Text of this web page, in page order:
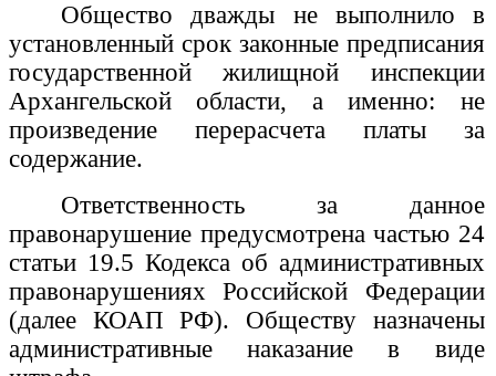
Общество дважды не выполнило в
установленный срок законные предписания
государственной жилищной инспекции
Архангельской области, а именно: не
произведение перерасчета платы за
содержание.
Ответственность за данное
правонарушение предусмотрена частью 24
статьи 19.5 Кодекса об административных
правонарушениях Российской Федерации
(далее КОАП РФ). Обществу назначены
административные наказание в виде